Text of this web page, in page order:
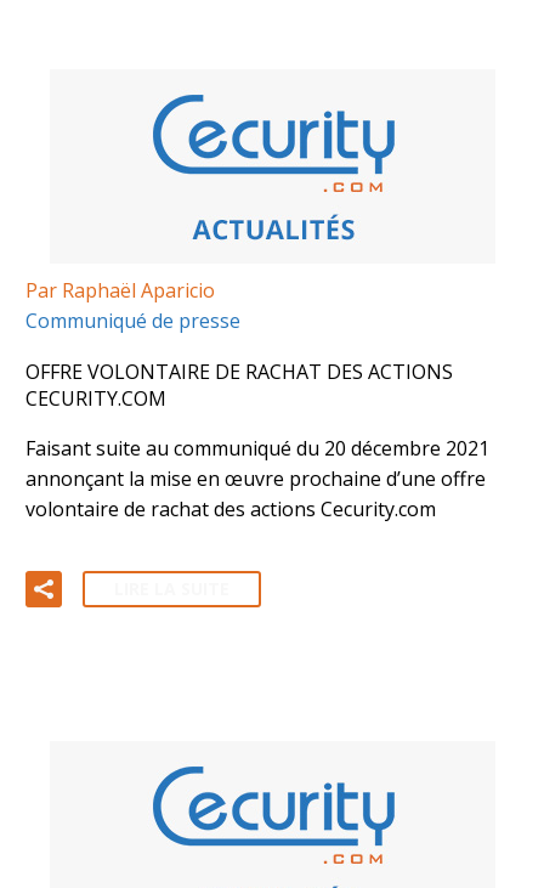
Par Raphaël Aparicio
Communiqué de presse
OFFRE VOLONTAIRE DE RACHAT DES ACTIONS
CECURITY.COM
Faisant suite au communiqué du 20 décembre 2021
annonçant la mise en œuvre prochaine d’une offre
volontaire de rachat des actions Cecurity.com